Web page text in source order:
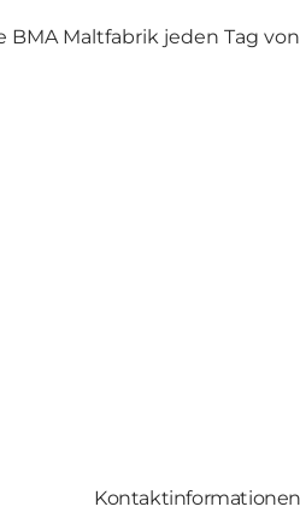
Maltfabrik jeden Tag
Kontaktinformationen